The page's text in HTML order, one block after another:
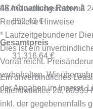
8KAÖlwartungsintervall
Rechtliche Hinweise
* Laufzeitgebundener
Dies ist ein
Vorrat reicht.
vorbehalten. Wir
der Angaben im Inserat.
48 monatliche Raten à
652,43 €
Gesamtpreis
31.316,64 €
Ein unverbindliches
Lilienthalallee 26, 80939
inkl. der gegebenenfalls